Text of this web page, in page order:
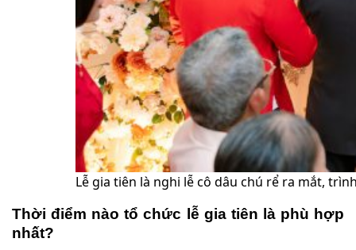
Lễ gia tiên là nghi lễ cô dâu chú rể ra mắt,
Thời điểm nào tổ chức lễ gia tiên là phù hợp
nhất?